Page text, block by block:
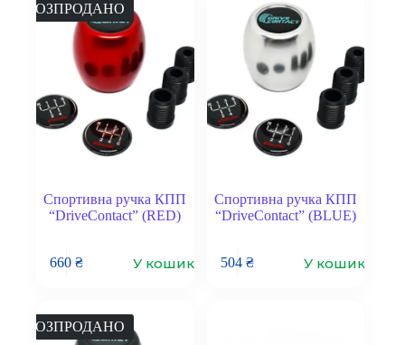
РОЗПРОДАНО
Спортивна ручка КПП
“DriveContact” (RED)
660₴ У кошик
Спортивна ручка КПП
“DriveContact” (BLUE)
504 ₴ У кошик
РОЗПРОДАНО